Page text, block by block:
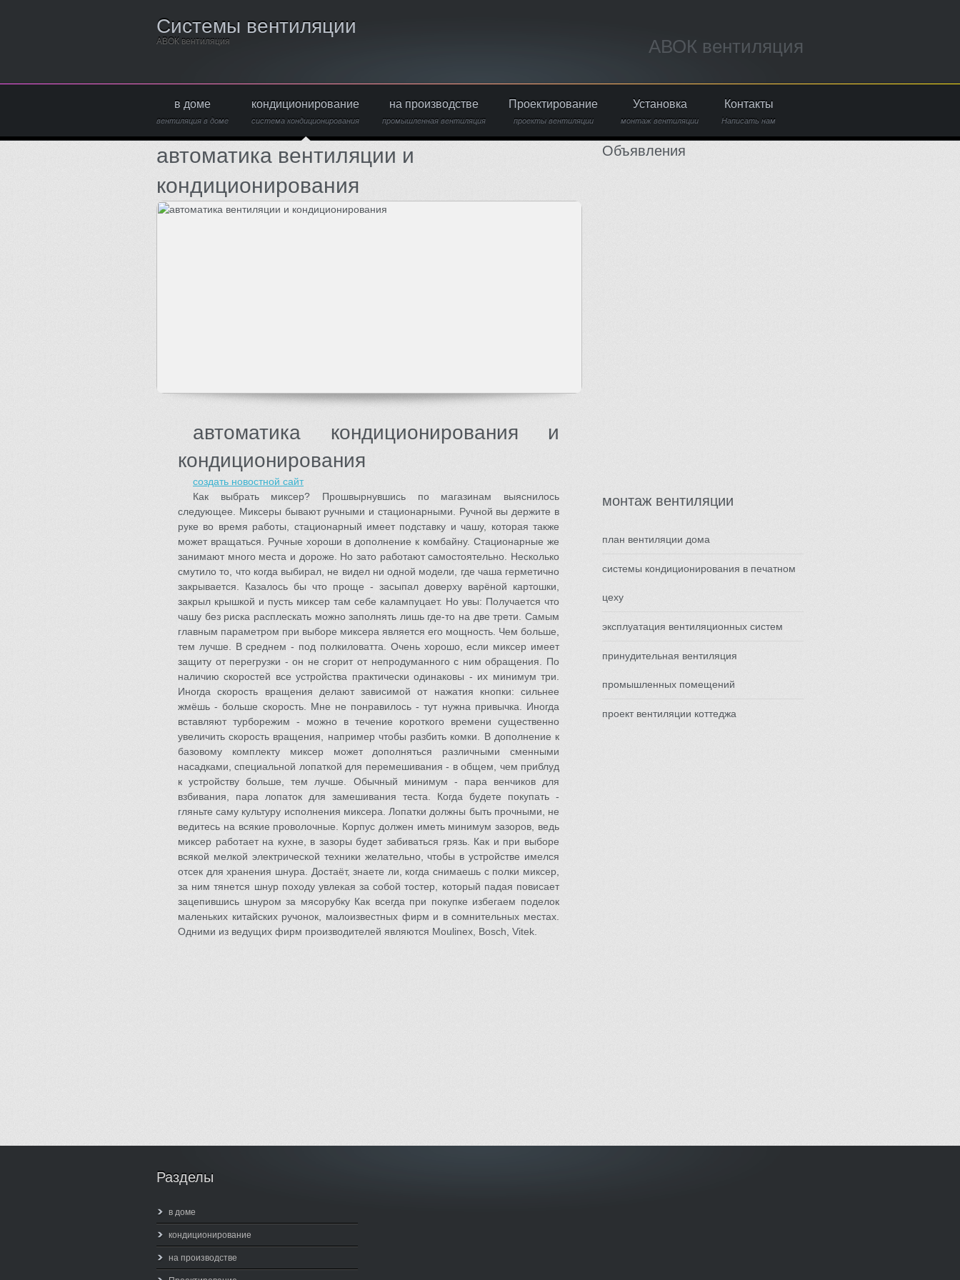
Системы вентиляции
АВОК вентиляция АВОК вентиляция
в доме
вентиляция в доме
кондиционирование
система кондиционирования
на производстве
промышленная вентиляция
Проектирование
проекты вентиляции
Установка
монтаж вентиляции
Контакты
Написать нам
автоматика вентиляции и
кондиционирования
автоматика кондиционирования и
кондиционирования
создать новостной сайт
Как выбрать миксер? Прошвырнувшись по магазинам выяснилось
следующее. Миксеры бывают ручными и стационарными. Ручной вы держите в
руке во время работы, стационарный имеет подставку и чашу, которая также
может вращаться. Ручные хороши в дополнение к комбайну. Стационарные же
занимают много места и дороже. Но зато работают самостоятельно. Несколько
смутило то, что когда выбирал, не видел ни одной модели, где чаша герметично
закрывается. Казалось бы что проще - засыпал доверху варёной картошки,
закрыл крышкой и пусть миксер там себе калампуцает. Но увы: Получается что
чашу без риска расплескать можно заполнять лишь где-то на две трети. Самым
главным параметром при выборе миксера является его мощность. Чем больше,
тем лучше. В среднем - под полкиловатта. Очень хорошо, если миксер имеет
защиту от перегрузки - он не сгорит от непродуманного с ним обращения. По
наличию скоростей все устройства практически одинаковы - их минимум три.
Иногда скорость вращения делают зависимой от нажатия кнопки: сильнее
жмёшь - больше скорость. Мне не понравилось - тут нужна привычка. Иногда
вставляют турборежим - можно в течение короткого времени существенно
увеличить скорость вращения, например чтобы разбить комки. В дополнение к
базовому комплекту миксер может дополняться различными сменными
насадками, специальной лопаткой для перемешивания - в общем, чем приблуд
к устройству больше, тем лучше. Обычный минимум - пара венчиков для
взбивания, пара лопаток для замешивания теста. Когда будете покупать -
гляньте саму культуру исполнения миксера. Лопатки должны быть прочными, не
ведитесь на всякие проволочные. Корпус должен иметь минимум зазоров, ведь
миксер работает на кухне, в зазоры будет забиваться грязь. Как и при выборе
всякой мелкой электрической техники желательно, чтобы в устройстве имелся
отсек для хранения шнура. Достаёт, знаете ли, когда снимаешь с полки миксер,
за ним тянется шнур походу увлекая за собой тостер, который падая повисает
зацепившись шнуром за мясорубку Как всегда при покупке избегаем поделок
маленьких китайских ручонок, малоизвестных фирм и в сомнительных местах.
Одними из ведущих фирм производителей являются Moulinex, Bosch, Vitek.
Объявления
монтаж вентиляции
план вентиляции дома
системы кондиционирования в печатном
цеху
эксплуатация вентиляционных систем
принудительная вентиляция
промышленных помещений
проект вентиляции коттеджа
Разделы
в доме
кондиционирование
на производстве